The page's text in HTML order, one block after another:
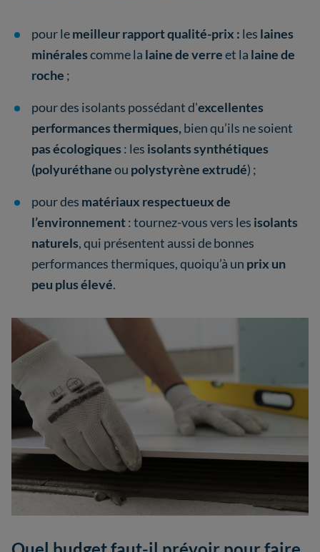
pour lemeilleur rapport qualité-prix : les laines
minéralescomme la laine de verreet la laine de
roche ;
pour des isolants possédant d'excellentes
performances thermiques, bien qu’ils ne soient
pas écologiques : les isolants synthétiques
(polyuréthaneou polystyrène extrudé) ;
pour des matériaux respectueux de
l’environnement: tournez-vous vers les isolants
naturels, qui présentent aussi de bonnes
performances thermiques, quoiqu’à un prix un
peu plus élevé.